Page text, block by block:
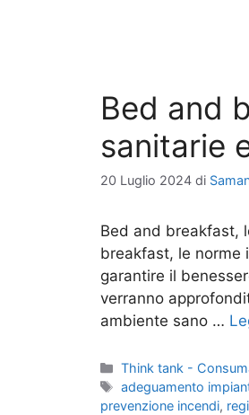
Bed and
sanitarie
20 Luglio 2024 di
Bed and breakfast,
breakfast, le norme
garantire il
verranno
ambiente sano …
Categorie
Think tank -
Tag
adeguamento
prevenzione incendi,